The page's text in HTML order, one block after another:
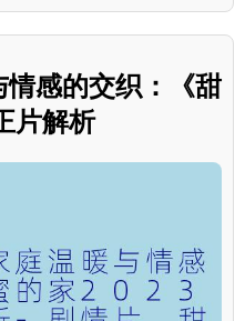
感的交织：《甜
片解析